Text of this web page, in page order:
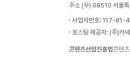
주소 (우) 08510 서울
사업자번호: 117-81-
호스팅 제공자: (주)커
콘텐츠산업진흥법콘텐